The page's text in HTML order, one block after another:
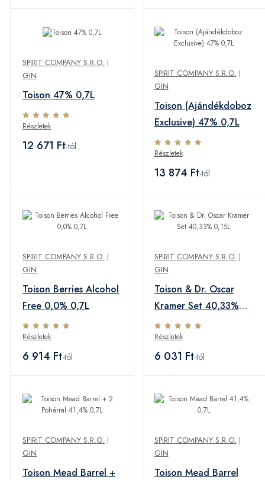
SPIRIT COMPANY S.R.O. |
GIN
Toison 47% 0,7L
Részletek
12 671 Ft-tól
SPIRIT COMPANY S.R.O. |
GIN
Toison (Ajándékdoboz
Exclusive) 47% 0,7L
Részletek
13 874 Ft-tól
SPIRIT COMPANY S.R.O. |
GIN
Toison Berries Alcohol
Free 0,0% 0,7L
Részletek
6 914 Ft-tól
SPIRIT COMPANY S.R.O. |
GIN
Toison & Dr. Oscar
Kramer Set 40,33%
0,15L
Részletek
6 031 Ft-tól
SPIRIT COMPANY S.R.O. |
GIN
Toison Mead Barrel +
SPIRIT COMPANY S.R.O. |
GIN
Toison Mead Barrel